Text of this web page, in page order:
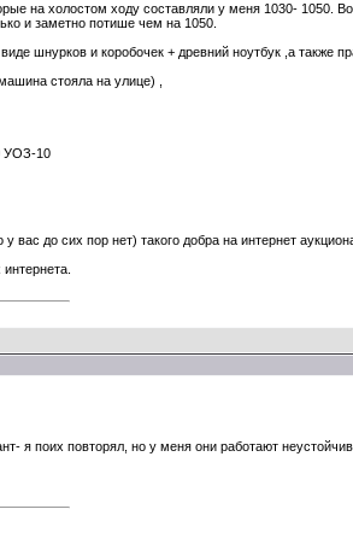
на холостом ходу составляли у меня 1030- 1050.
и заметно потише чем на 1050.
шнурков и коробочек + древний ноутбук ,а также
стояла на улице) ,
УОЗ-10
до сих пор нет) такого добра на интернет
поих повторял, но у меня они работают